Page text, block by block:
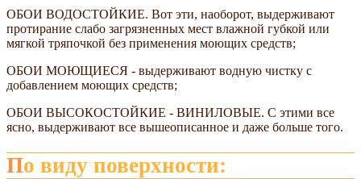
ОБОИ ВОДОСТОЙКИЕ. Вот эти, наоборот, выдерживают
протирание слабо загрязненных мест влажной губкой или
мягкой тряпочкой без применения моющих средств;
ОБОИ МОЮЩИЕСЯ - выдерживают водную чистку с
добавлением моющих средств;
ОБОИ ВЫСОКОСТОЙКИЕ - ВИНИЛОВЫЕ. С этими все
ясно, выдерживают все вышеописанное и даже больше того.
По виду поверхности: